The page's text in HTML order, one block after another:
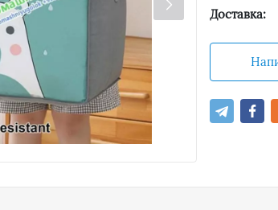
Доставка: